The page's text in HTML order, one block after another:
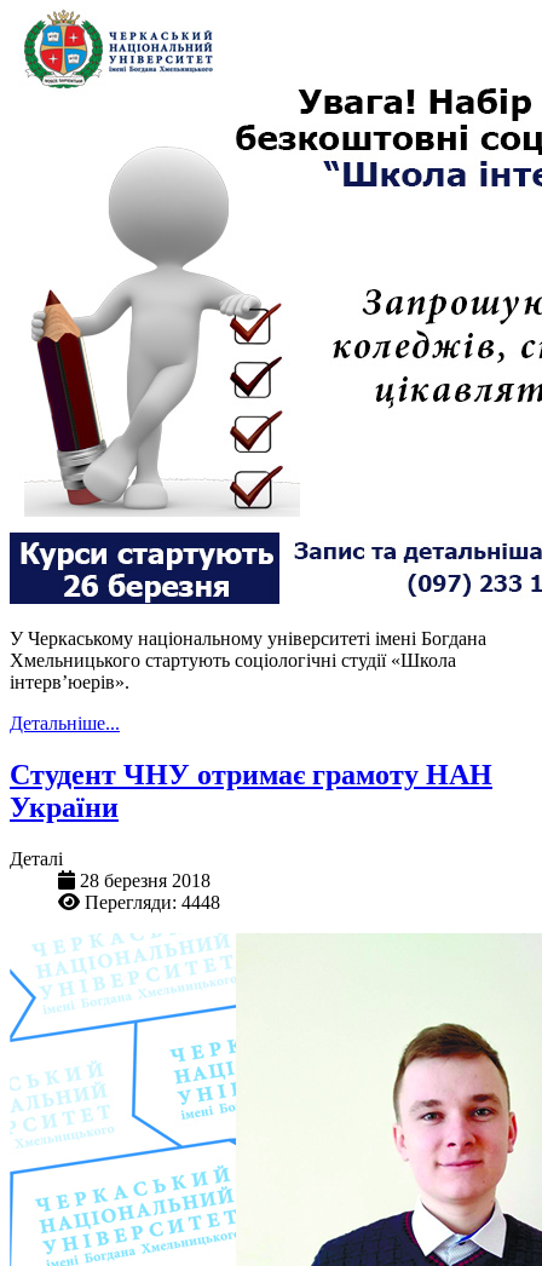
У Черкаському національному університеті імені Богдана
Хмельницького стартують соціологічні студії «Школа
інтерв’юерів».
Детальніше...
Студент ЧНУ отримає грамоту НАН
України
Деталі
28 березня 2018
Перегляди: 4448